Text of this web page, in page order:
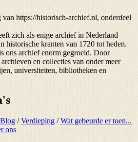
https://historisch-archief.nl, onderdeel
zich als enige archief in Nederland
historische kranten van 1720 tot heden.
ons archief enorm gegroeid. Door
en collecties van onder meer
universiteiten, bibliotheken en
Blog /Verdieping /Wat gebeurde er toen...
ons